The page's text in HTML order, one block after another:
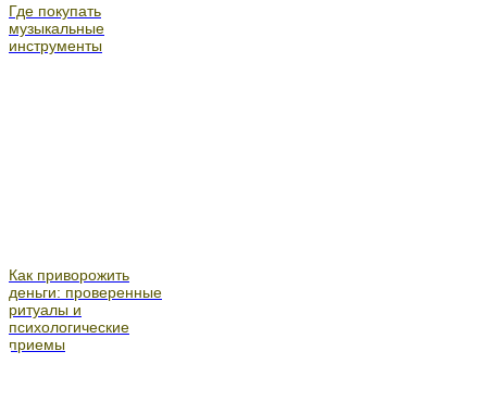
Где покупать
музыкальные
инструменты
Как приворожить
деньги: проверенные
ритуалы и
психологические
приемы